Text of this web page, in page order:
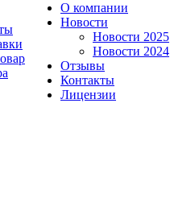
О компании
Новости
Новости 2025
Новости 2024
Отзывы
Контакты
Лицензии